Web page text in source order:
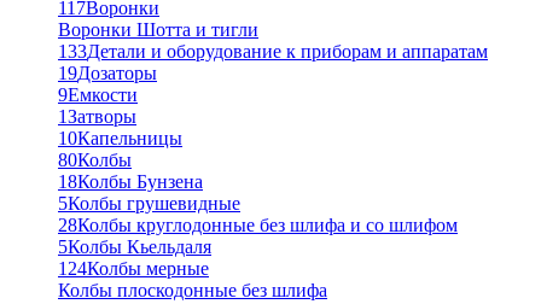
117Воронки
Воронки Шотта и тигли
133Детали и оборудование к приборам и аппаратам
19Дозаторы
9Емкости
1Затворы
10Капельницы
80Колбы
18Колбы Бунзена
5Колбы грушевидные
28Колбы круглодонные без шлифа и со шлифом
5Колбы Кьельдаля
124Колбы мерные
Колбы плоскодонные без шлифа